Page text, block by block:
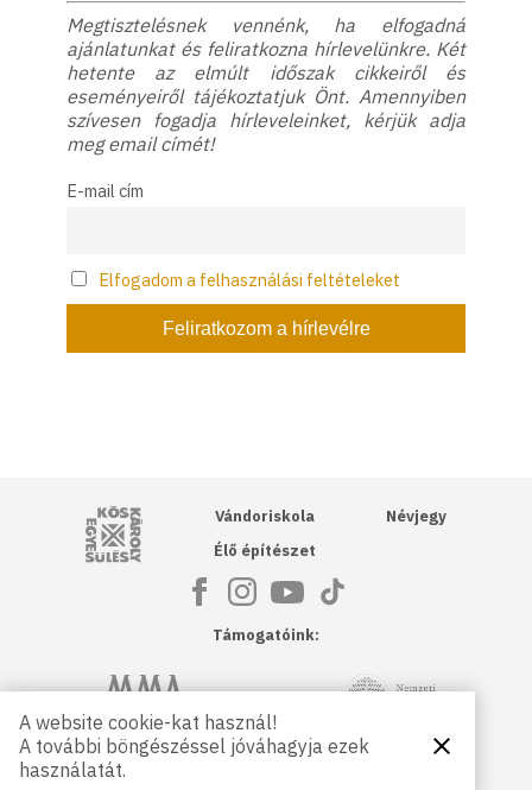
Megtisztelésnek vennénk, ha elfogadná
ajánlatunkat és feliratkozna hírlevelünkre. Két
hetente az elmúlt időszak cikkeiről és
eseményeiről tájékoztatjuk Önt. Amennyiben
szívesen fogadja hírleveleinket, kérjük adja
meg email címét!
E-mail cím
Elfogadom a felhasználási feltételeket
Kós Károly Egyesülés
Vándoriskola
Élő építészet
Névjegy
Támogatóink:
Magyar Művészeti Akadémia NKA
Petőfi Kulturális Ügynökség
A website cookie-kat használ!
A további böngészéssel jóváhagyja ezek
használatát.
Bezárás